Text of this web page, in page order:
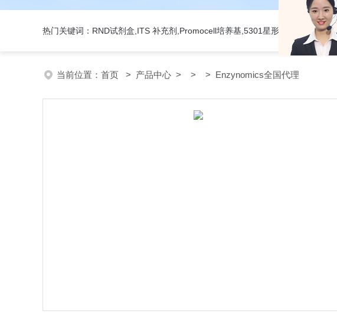
热门关键词：RND试剂盒,ITS 补充剂,Promocell培养基,5301星形细胞培养基
当前位置： 首页 > 产品中心 > > > Enzynomics全国代理